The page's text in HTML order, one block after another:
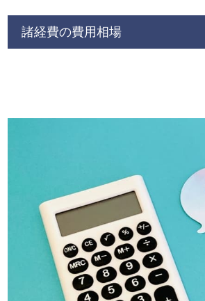
諸経費の費用相場